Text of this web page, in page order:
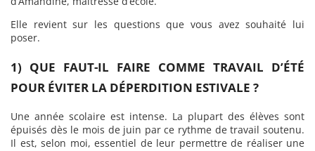
Elle revient sur les questions que vous avez souhaité lui
poser.
1) QUE FAUT-IL FAIRE COMME TRAVAIL D’ÉTÉ
POUR ÉVITER LA DÉPERDITION ESTIVALE ?
Une année scolaire est intense. La plupart des élèves sont
épuisés dès le mois de juin par ce rythme de travail soutenu.
Il est, selon moi, essentiel de leur permettre de réaliser une